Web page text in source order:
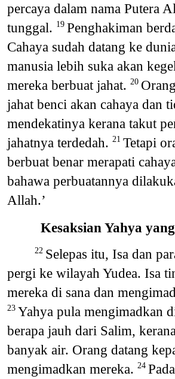
percaya dalam nama Putera
tunggal. 19 Penghakiman
Cahaya sudah datang ke
manusia lebih suka akan
mereka berbuat jahat. 20
jahat benci akan cahaya dan
mendekatinya kerana takut
jahatnya terdedah. 21 Tetapi
berbuat benar merapati
bahawa perbuatannya
Allah.’
Kesaksian Yahya
22 Selepas itu, Isa dan
pergi ke wilayah Yudea. Isa
mereka di sana dan
23 Yahya pula mengimadkan
berapa jauh dari Salim,
banyak air. Orang datang
mengimadkan mereka. 24